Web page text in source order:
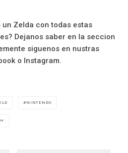
un Zelda con todas estas
Dejanos saber en la seccion
siguenos en nustras
o Instagram.
NINTENDO